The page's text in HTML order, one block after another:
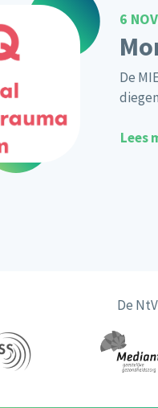
6
De
Lees
De